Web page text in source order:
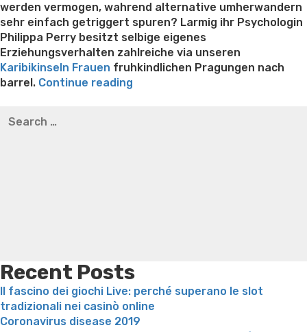
werden vermogen, wahrend alternative umherwandern
sehr einfach getriggert spuren? Larmig ihr Psychologin
Philippa Perry besitzt selbige eigenes
Erziehungsverhalten zahlreiche via unseren
Karibikinseln Frauen fruhkindlichen Pragungen nach
barrel. Continue reading
thompson weight loss honey boo boo now
for:
Recent Posts
Il fascino dei giochi Live: perché superano le slot
tradizionali nei casinò online
Coronavirus disease 2019